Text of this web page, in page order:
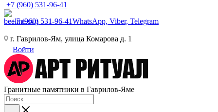
+7 (960) 531-96-41
+7 (960) 531-96-41WhatsApp, Viber, Telegram
г. Гаврилов-Ям, улица Комарова д. 1
Войти
Гранитные памятники в Гаврилов-Яме